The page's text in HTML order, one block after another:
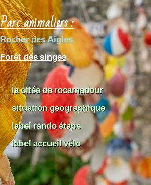
Parc animaliers :
Rocher des Aigles
Forêt des singes
la citée de rocamadour
situation geographique
label rando étape
label accueil vélo